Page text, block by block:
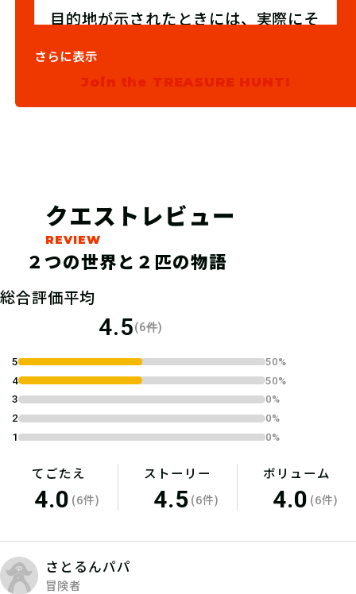
目的地が示されたときには、実際にそ
ーワードはゲームサイトに報告しま
全ての謎を解き、物語の結
末へ！
全ての謎を解き明かして「最後のキー
ワード」を報告すると、物語のエンデ
さらに表示
Join the TREASURE HUNT!
クエストレビュー
２つの世界と２匹の物語
総合評価平均
4.5(6件)
5
50%
4
50%
3
0%
2
0%
1
0%
てごたえ
4.0 (6件)
ストーリー
4.5(6件)
ボリューム
4.0 (6件)
さとるんパパ
冒険者